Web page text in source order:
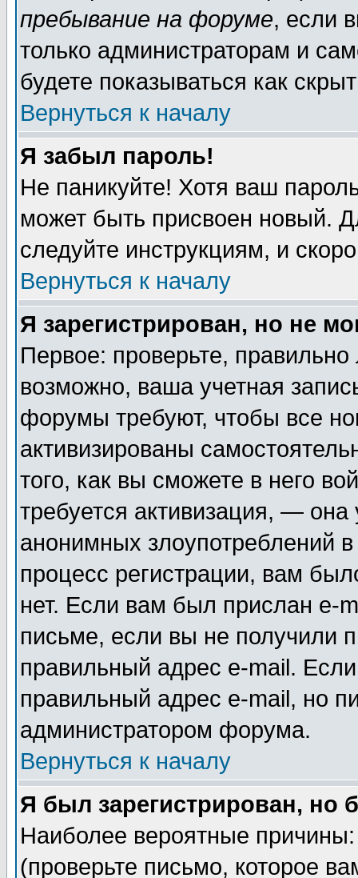
пребывание на форуме, если
только администраторам и
будете показываться как
Вернуться к началу
Я забыл пароль!
Не паникуйте! Хотя ваш
может быть присвоен новый.
следуйте инструкциям, и
Вернуться к началу
Я зарегистрирован, но не
Первое: проверьте,
возможно, ваша учетная
форумы требуют, чтобы все
активизированы
того, как вы сможете в него
требуется активизация, —
анонимных злоупотреблений
процесс регистрации, вам
нет. Если вам был прислан e-
письме, если вы не получили
правильный адрес e-mail.
правильный адрес e-mail, но
администратором форума.
Вернуться к началу
Я был зарегистрирован, но
Наиболее вероятные
(проверьте письмо, которое